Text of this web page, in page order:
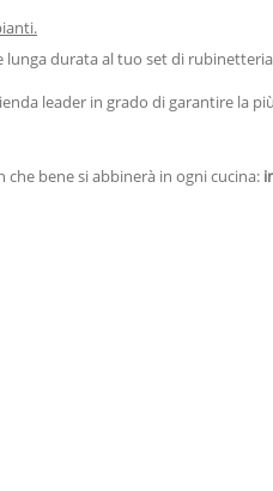
lunga durata al tuo set di
leader in grado di garantire la
che bene si abbinerà in ogni cucina: